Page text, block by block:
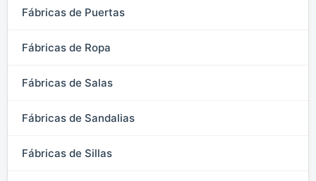
Fábricas de Puertas
Fábricas de Ropa
Fábricas de Salas
Fábricas de Sandalias
Fábricas de Sillas